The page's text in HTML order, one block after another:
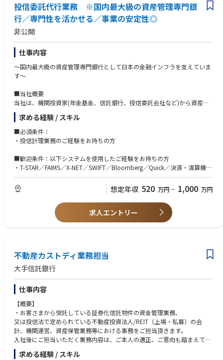
投信委託代行業務 ※国内最大級の資産管理専門銀
行／専門性を活かせる／事業の安定性◎
非公開
仕事内容
～国内最大級の資産管理専門銀行として日本の金融インフラを支えていま
す～
■当社概要
当社は、機関投資家(年金基金、信託銀行、投信委託会社など)から資産を
預かり、様々な資産運用に関わるバックオフィス業務と、同時に高付加価
値の資産管理サービスを提供する資産管理専門の信託銀行です。
■業務内容
当社では、直近新規受託により投信関連事務サービスのシェアを拡大して
おり、より一層人員基盤強化を図ることが急務となっております。各担当
連サービスの構築と安定運営を推進いただきます。また、いずれは事務企
画・業務改善・制度対応等各種案件もお任せいたします。
・投信基準価額の算出
・決算処理
・投資信託業務に関する証券取引、為替取引、資金決済等
※変更の範囲：会社の定める業務
■配属先
投信関連部署（運用サービス各部）を予定しております。
※ご経験に応じて他部署への配属の可能性もございます。
■職場環境
・役職や入社年次を意識せず意見を出し合うような自由闊達な社風です。
・各部全体人数は50～100名、うち各課は15～20名。1つの部が2～4課で
構成。
求める経験 / スキル
■必須条件：
・投信計理業務のご経験をお持ちの方
■歓迎条件：以下システムを使用したご経験をお持ちの方
・T-STAR／FAIMS／X-NET／SWIFT／Bloomberg／Quick／決済・清算機関
のWeb等
想定年収 520 万円 ~ 1,000 万円
求人エントリー
不動産カストディ業務担当
大手信託銀行
仕事内容
【概要】
・お客さまから受託している証券化信託物件の資金管理業務、
又は投信法で定められている不動産投資法人/REIT（上場・私募）の会
計、機関運営、資産保管業務等における事務をご担当頂きます。
入社後にご担当いただく業務内容は、ご本人の適正、ご意向も踏まえて決
定させて頂きます。
求める経験 / スキル